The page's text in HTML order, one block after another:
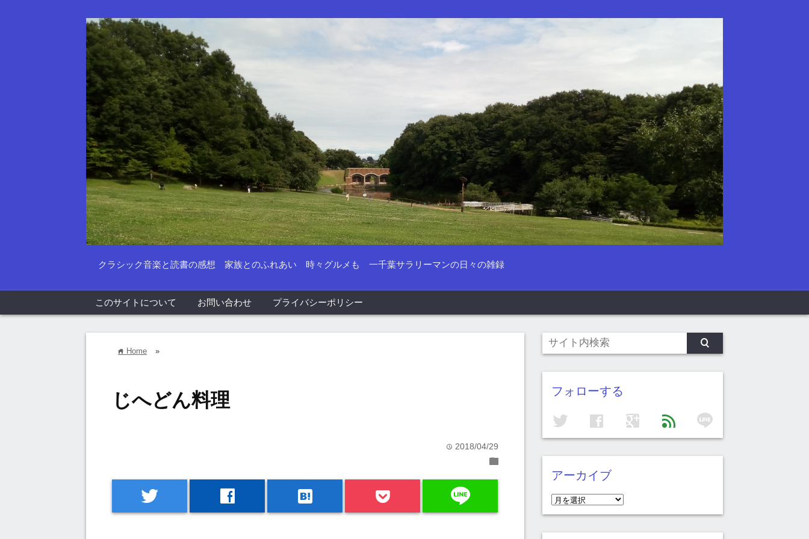
クラシック音楽と読書の感想 家族とのふれあい 時々グルメも 一千葉サラリーマンの日々の雑録
このサイトについて お問い合わせ プライバシーポリシー
home Home »
じへどん料理
time 2018/04/29
folder
twitter facebook hatenabookmark line
フォローする
twitter facebook google feed line
アーカイブ
ア
ー
カ